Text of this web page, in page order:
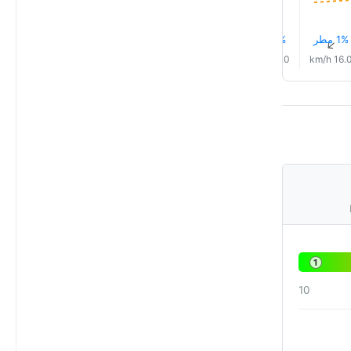
1% مطر↑
16.0 km/h
1% مطر
15.0 km/h
1
10